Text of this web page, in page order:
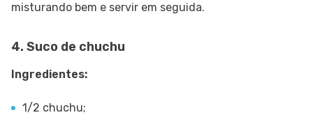
misturando bem e servir em seguida.
4. Suco de chuchu
Ingredientes:
1/2 chuchu;